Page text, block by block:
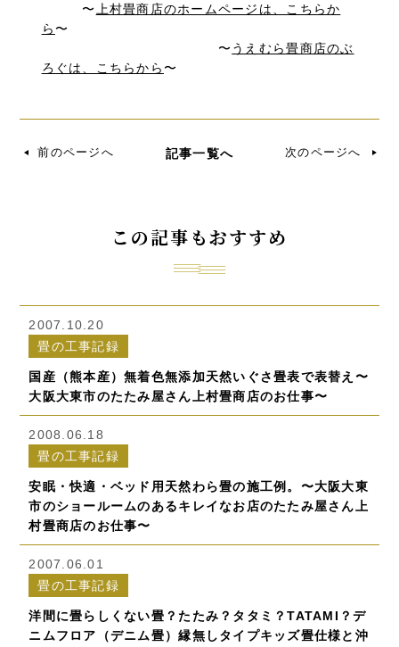
〜
上村畳商店のホームページは、こちらか
ら 〜
〜 うえむら畳商店のぶ
ろぐは、こちらから 〜
前のページへ 記事一覧へ 次のページへ
この記事もおすすめ
2007.10.20
畳の工事記録
国産（熊本産）無着色無添加天然いぐさ畳表で表替え〜
大阪大東市のたたみ屋さん上村畳商店のお仕事〜
2008.06.18
畳の工事記録
安眠・快適・ベッド用天然わら畳の施工例。〜大阪大東
市のショールームのあるキレイなお店のたたみ屋さん上
村畳商店のお仕事〜
2007.06.01
畳の工事記録
洋間に畳らしくない畳？たたみ？タタミ？TATAMI？デ
ニムフロア（デニム畳）縁無しタイプキッズ畳仕様と沖